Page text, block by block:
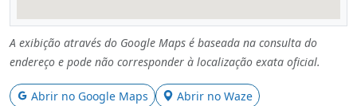
A exibição através do Google Maps é baseada na consulta do
endereço e pode não corresponder à localização exata oficial.
Abrir no Google Maps Abrir no Waze